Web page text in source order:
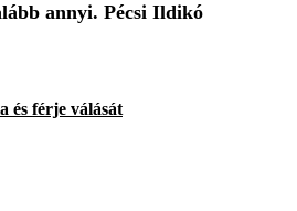
annyi. Pécsi Ildikó
és férje válását